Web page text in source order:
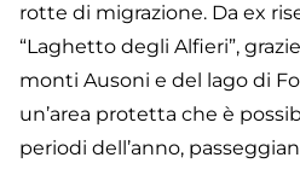
rotte di migrazione. Da ex
“Laghetto degli Alfieri”,
monti Ausoni e del lago di
un’area protetta che è
periodi dell’anno,